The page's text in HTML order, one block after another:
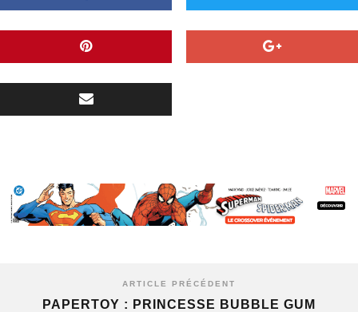
ARTICLE PRÉCÉDENT
PAPERTOY : PRINCESSE BUBBLE GUM